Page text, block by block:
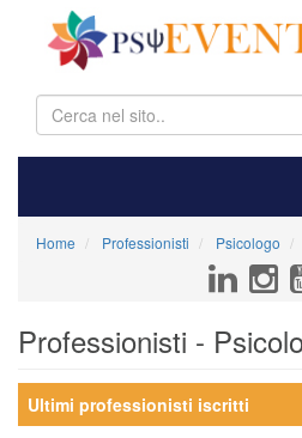
Home Professionisti Psicologo
Professionisti -
Ultimi professionisti iscritti